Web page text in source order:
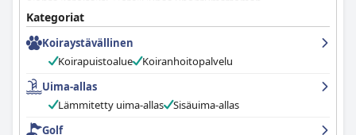
ruokailukokemuksen herkullisella ja monipuolisella menuulla
sekä illalliselle että aamiaiselle, ja jotkut vieraat kuvailevat sitä
poikkeukselliseksi ja erinomaiseksi. Huoneet ovat viihtyisiä ja
sisustettu antiikkihuonekaluilla, ja korkealaatuiset liinavaatteet
ja kalusteet takaavat vieraiden mukavuuden koko loman ajan.
Spa on pieni, mutta mukava ja rentouttava, ja ammattitaitoinen
henkilökunta tarjoaa erinomaista palvelua. Kaiken kaikkiaan
Hotel La Perla tarjoaa täydellisen majoituksen ylelliseen ja
mukavaan oleskeluun, ainoana huonona puolena se, että
Kategoriat
Koiraystävällinen
Koirapuistoalue
Koiranhoitopalvelu
Uima-allas
Lämmitetty uima-allas
Sisäuima-allas
Golf